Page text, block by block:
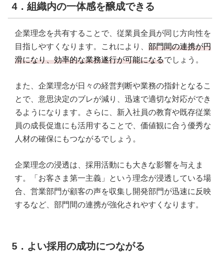
4．組織内の一体感を醸成できる
企業理念を共有することで、従業員全員が同じ方向性を
目指しやすくなります。これにより、 部門間の連携が円
滑になり、効率的な業務遂行が可能になるでしょう。
また、企業理念が日々の経営判断や業務の指針となるこ
とで、意思決定のブレが減り、迅速で適切な対応ができ
るようになります。さらに、新入社員の教育や既存従業
員の成長促進にも活用することで、価値観に合う優秀な
人材の確保にもつながるでしょう。
企業理念の浸透は、採用活動にも大きな影響を与えま
す。「お客さま第一主義」という理念が浸透している場
合、営業部門が顧客の声を収集し開発部門が迅速に反映
するなど、部門間の連携が強化されやすくなります。
5．よい採用の成功につながる